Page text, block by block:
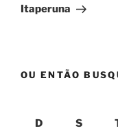
Itaperuna
OU ENTÃO
D
S